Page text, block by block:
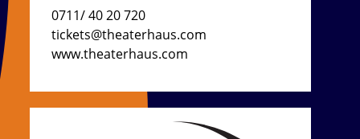
0711/ 40 20 720
tickets@theaterhaus.com
www.theaterhaus.com